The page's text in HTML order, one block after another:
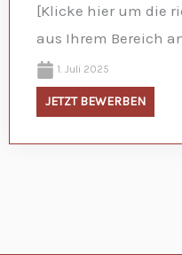
[Klicke hier um die
aus Ihrem Bereich
1. Juli 2025
JETZT BEWERBEN